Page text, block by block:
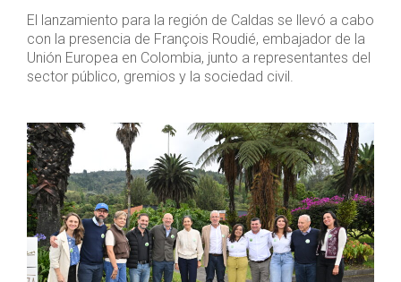
El lanzamiento para la región de Caldas se llevó a cabo
con la presencia de François Roudié, embajador de la
Unión Europea en Colombia, junto a representantes del
sector público, gremios y la sociedad civil.